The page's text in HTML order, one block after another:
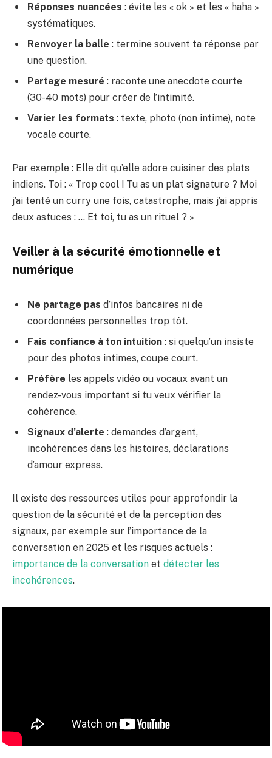
Réponses nuancées : évite les « ok » et les « haha »
systématiques.
Renvoyer la balle : termine souvent ta réponse par
une question.
Partage mesuré : raconte une anecdote courte
(30-40 mots) pour créer de l’intimité.
Varier les formats : texte, photo (non intime), note
vocale courte.
Par exemple : Elle dit qu’elle adore cuisiner des plats
indiens. Toi : « Trop cool ! Tu as un plat signature ? Moi
j’ai tenté un curry une fois, catastrophe, mais j’ai appris
deux astuces : … Et toi, tu as un rituel ? »
Veiller à la sécurité émotionnelle et
numérique
Ne partage pas d’infos bancaires ni de
coordonnées personnelles trop tôt.
Fais confiance à ton intuition : si quelqu’un insiste
pour des photos intimes, coupe court.
Préfère les appels vidéo ou vocaux avant un
rendez-vous important si tu veux vérifier la
cohérence.
Signaux d’alerte : demandes d’argent,
incohérences dans les histoires, déclarations
d’amour express.
Il existe des ressources utiles pour approfondir la
question de la sécurité et de la perception des
signaux, par exemple sur l’importance de la
conversation en 2025 et les risques actuels :
importance de la conversation et détecter les
incohérences.